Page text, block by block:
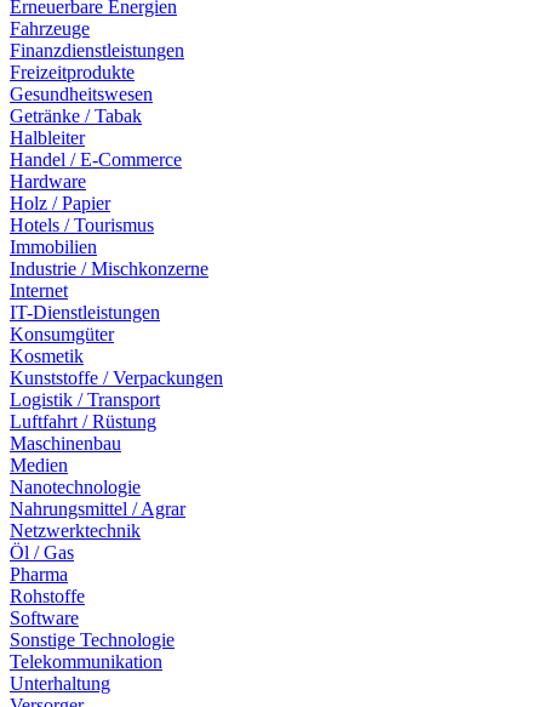
Erneuerbare Energien
Fahrzeuge
Finanzdienstleistungen
Freizeitprodukte
Gesundheitswesen
Getränke / Tabak
Halbleiter
Handel / E-Commerce
Hardware
Holz / Papier
Hotels / Tourismus
Immobilien
Industrie / Mischkonzerne
Internet
IT-Dienstleistungen
Konsumgüter
Kosmetik
Kunststoffe / Verpackungen
Logistik / Transport
Luftfahrt / Rüstung
Maschinenbau
Medien
Nanotechnologie
Nahrungsmittel / Agrar
Netzwerktechnik
Öl / Gas
Pharma
Rohstoffe
Software
Sonstige Technologie
Telekommunikation
Unterhaltung